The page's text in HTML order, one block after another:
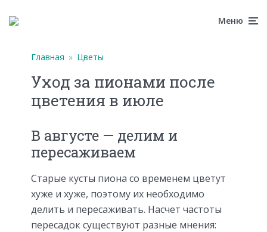
Меню
Главная » Цветы
Уход за пионами после
цветения в июле
В августе — делим и
пересаживаем
Старые кусты пиона со временем цветут
хуже и хуже, поэтому их необходимо
делить и пересаживать. Насчет частоты
пересадок существуют разные мнения: